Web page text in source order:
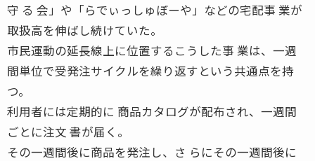
守 る 会」や「らでぃっしゅぼーや」などの宅配事 業が
取扱高を伸ばし続けていた。
市民運動の延長線上に位置するこうした事 業は、一週
間単位で受発注サイクルを繰り返すという共通点を持
つ。
利用者には定期的に 商品カタログが配布され、一週間
ごとに注文 書が届く。
その一週間後に商品を発注し、さ らにその一週間後に